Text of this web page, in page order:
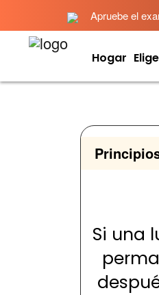
Apruebe el
Hogar
Si una